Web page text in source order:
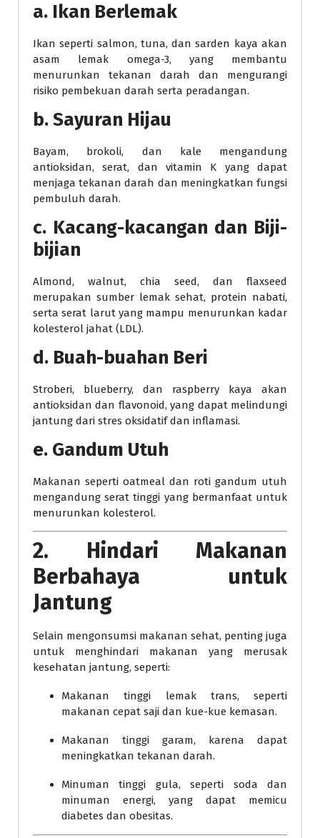
a. Ikan Berlemak
Ikan seperti salmon, tuna, dan sarden kaya akan
asam lemak omega-3, yang membantu
menurunkan tekanan darah dan mengurangi
risiko pembekuan darah serta peradangan.
b. Sayuran Hijau
Bayam, brokoli, dan kale mengandung
antioksidan, serat, dan vitamin K yang dapat
menjaga tekanan darah dan meningkatkan fungsi
pembuluh darah.
c. Kacang-kacangan dan Biji-
bijian
Almond, walnut, chia seed, dan flaxseed
merupakan sumber lemak sehat, protein nabati,
serta serat larut yang mampu menurunkan kadar
kolesterol jahat (LDL).
d. Buah-buahan Beri
Stroberi, blueberry, dan raspberry kaya akan
antioksidan dan flavonoid, yang dapat melindungi
jantung dari stres oksidatif dan inflamasi.
e. Gandum Utuh
Makanan seperti oatmeal dan roti gandum utuh
mengandung serat tinggi yang bermanfaat untuk
menurunkan kolesterol.
2. Hindari Makanan
Berbahaya untuk
Jantung
Selain mengonsumsi makanan sehat, penting juga
untuk menghindari makanan yang merusak
kesehatan jantung, seperti:
Makanan tinggi lemak trans, seperti
makanan cepat saji dan kue-kue kemasan.
Makanan tinggi garam, karena dapat
meningkatkan tekanan darah.
Minuman tinggi gula, seperti soda dan
minuman energi, yang dapat memicu
diabetes dan obesitas.